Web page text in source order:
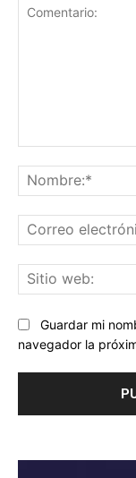
Guardar mi
navegador la